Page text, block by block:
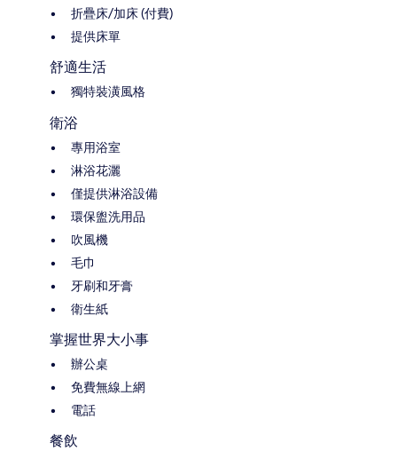
折疊床/加床 (付費)
提供床單
舒適生活
獨特裝潢風格
衛浴
專用浴室
淋浴花灑
僅提供淋浴設備
環保盥洗用品
吹風機
毛巾
牙刷和牙膏
衛生紙
掌握世界大小事
辦公桌
免費無線上網
電話
餐飲